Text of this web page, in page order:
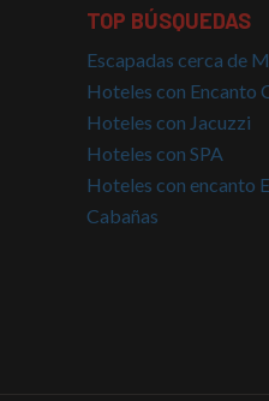
TOP BÚSQUEDAS
Escapadas cerca de
Hoteles con Encanto
Hoteles con Jacuzzi
Hoteles con SPA
Hoteles con encanto
Cabañas